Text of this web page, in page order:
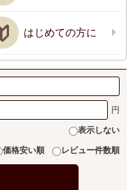
はじめての方に
表示しない
価格安い順 レビュー件数順